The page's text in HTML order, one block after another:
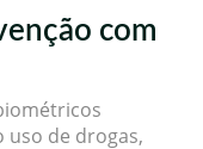
com
uso de drogas,